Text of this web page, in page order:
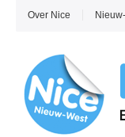
Over Nice